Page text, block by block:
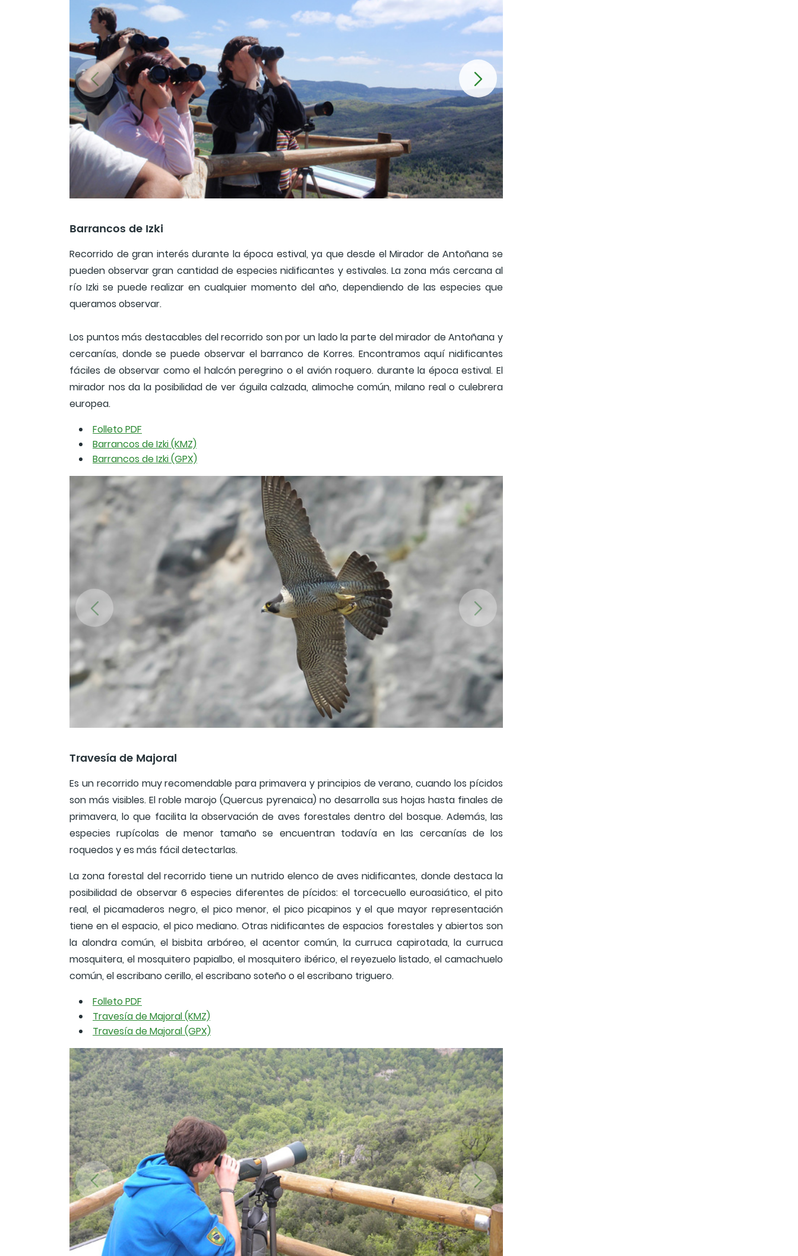
Barrancos de Izki
Recorrido de gran interés durante la época estival, ya que desde el Mirador de Antoñana se
pueden observar gran cantidad de especies nidificantes y estivales. La zona más cercana al
río Izki se puede realizar en cualquier momento del año, dependiendo de las especies que
queramos observar.
Los puntos más destacables del recorrido son por un lado la parte del mirador de Antoñana y
cercanías, donde se puede observar el barranco de Korres. Encontramos aquí nidificantes
fáciles de observar como el halcón peregrino o el avión roquero. durante la época estival. El
mirador nos da la posibilidad de ver águila calzada, alimoche común, milano real o culebrera
europea.
Folleto PDF
Barrancos de Izki (KMZ)
Barrancos de Izki (GPX)
Travesía de Majoral
Es un recorrido muy recomendable para primavera y principios de verano, cuando los pícidos
son más visibles. El roble marojo (Quercus pyrenaica) no desarrolla sus hojas hasta finales de
primavera, lo que facilita la observación de aves forestales dentro del bosque. Además, las
especies rupícolas de menor tamaño se encuentran todavía en las cercanías de los
roquedos y es más fácil detectarlas.
La zona forestal del recorrido tiene un nutrido elenco de aves nidificantes, donde destaca la
posibilidad de observar 6 especies diferentes de pícidos: el torcecuello euroasiático, el pito
real, el picamaderos negro, el pico menor, el pico picapinos y el que mayor representación
tiene en el espacio, el pico mediano. Otras nidificantes de espacios forestales y abiertos son
la alondra común, el bisbita arbóreo, el acentor común, la curruca capirotada, la curruca
mosquitera, el mosquitero papialbo, el mosquitero ibérico, el reyezuelo listado, el camachuelo
común, el escribano cerillo, el escribano soteño o el escribano triguero.
Folleto PDF
Travesía de Majoral (KMZ)
Travesía de Majoral (GPX)